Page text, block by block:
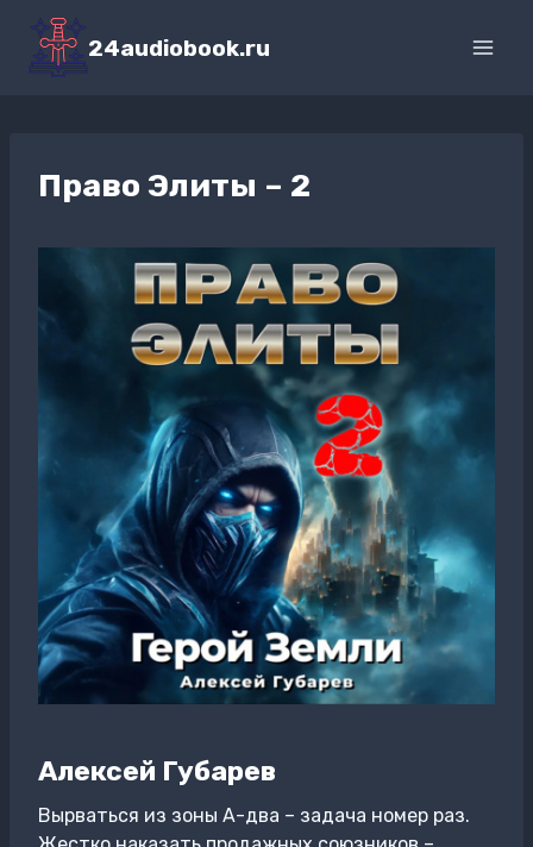
Перейти
содержимому
24audiobook.ru
Право Элиты – 2
Алексей Губарев
Вырваться из зоны А-два – задача номер раз.